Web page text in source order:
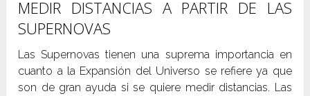
MEDIR DISTANCIAS A PARTIR DE LAS
SUPERNOVAS
Las Supernovas tienen una suprema importancia en
cuanto a la Expansión del Universo se refiere ya que
son de gran ayuda si se quiere medir distancias. Las